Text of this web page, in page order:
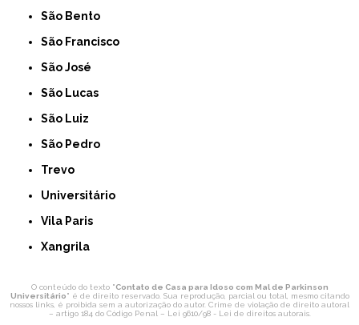
São Bento
São Francisco
São José
São Lucas
São Luiz
São Pedro
Trevo
Universitário
Vila Paris
Xangrila
O conteúdo do texto "Contato de Casa para Idoso com Mal de Parkinson
Universitário" é de direito reservado. Sua reprodução, parcial ou total, mesmo citando
nossos links, é proibida sem a autorização do autor. Crime de violação de direito autoral
– artigo 184 do Código Penal – Lei 9610/98 - Lei de direitos autorais.